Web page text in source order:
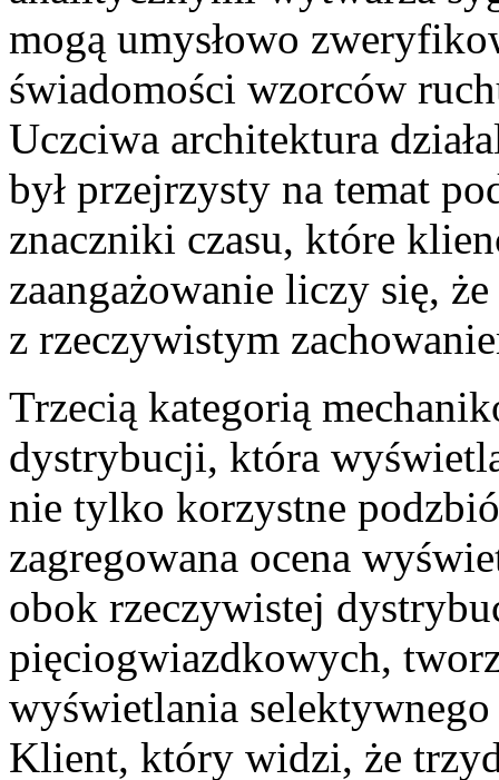
mogą umysłowo
świadomości wzorców
Uczciwa architektura
był przejrzysty na temat
znaczniki czasu, które
zaangażowanie liczy się,
z rzeczywistym
Trzecią kategorią
dystrybucji, która
nie tylko korzystne
zagregowana ocena
obok rzeczywistej
pięciogwiazdkowych,
wyświetlania
Klient, który widzi, że